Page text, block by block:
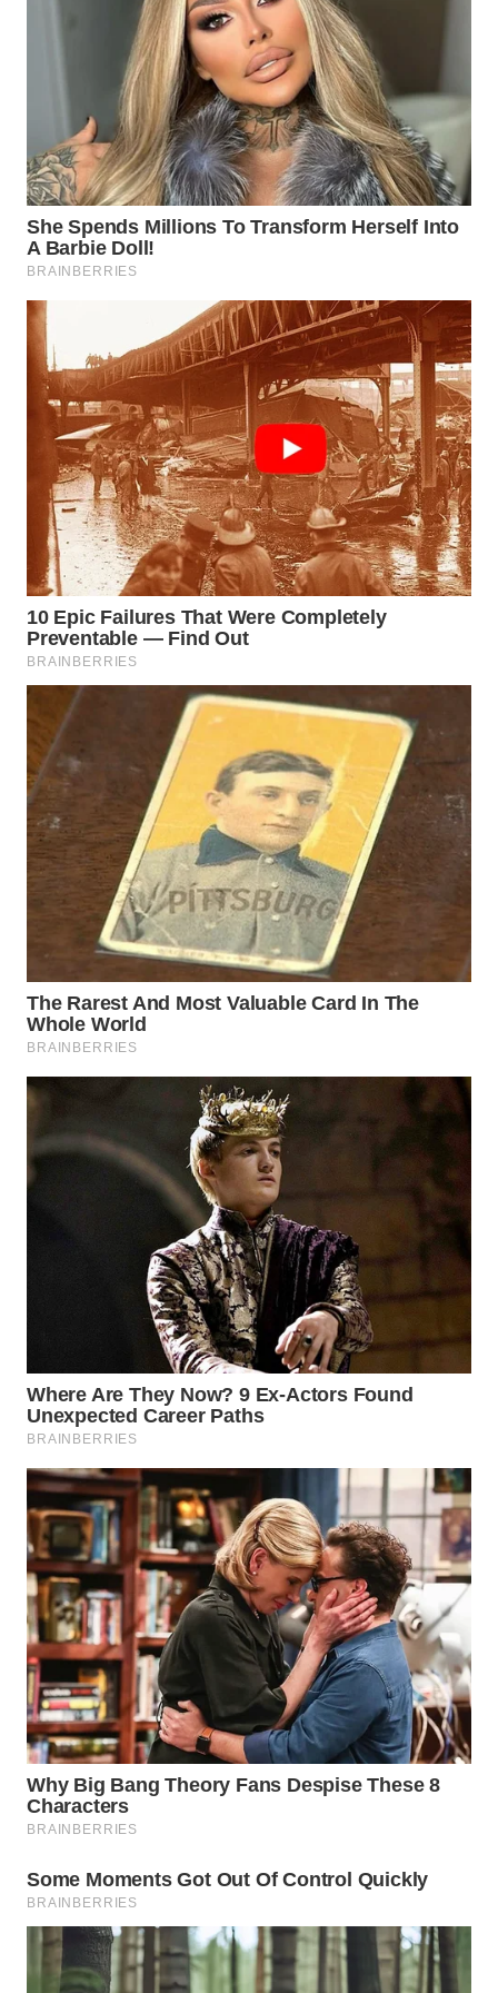
PURWAKARTA
WN
PRIANGAN
TIMUR
WN
SEMARANG
SOLO
WN
BOROBUDUR
WN
MADURA
WN
SURABAYA
WN
NATUNA
WN
BINTAN
MANDALIKA
LIKUPANG
WN
LABUANBAJO
BORNEO
Wahana
Media
Group
WAHANA
ADVOKAT
WAHANA
INFRASTRUKTUR
WAHANA
KONSUMEN
WAHANA
LISTRIK
WAHANA
TRAVEL
WAHANA
TV
WAHANANEWS
ID
WAHANANEWS